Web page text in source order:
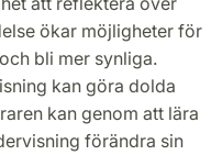
ökar möjligheter för
bli mer synliga.
kan göra dolda
kan genom att lära
förändra sin